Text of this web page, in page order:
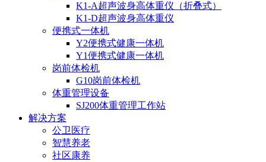
K1-A超声波身高体重仪（折叠式）
K1-D超声波身高体重仪
便携式一体机
Y2便携式健康一体机
Y1便携式健康一体机
岗前体检机
G10岗前体检机
体重管理设备
SJ200体重管理工作站
解决方案
公卫医疗
智慧养老
社区康养